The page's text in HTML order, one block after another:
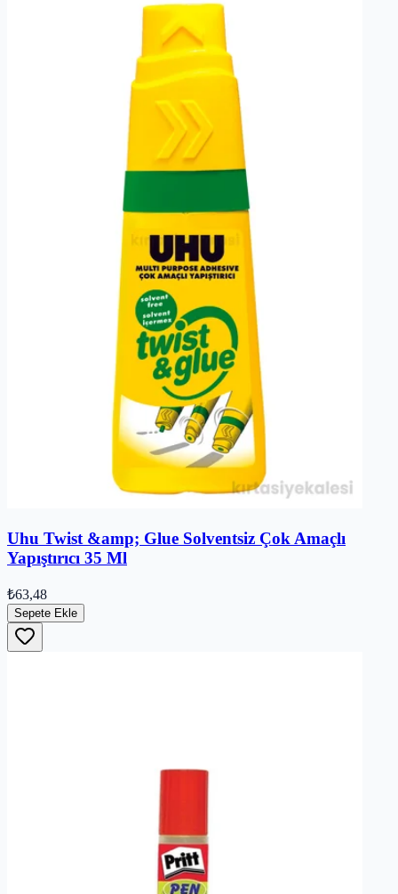
Uhu Twist &amp; Glue Solventsiz Çok Amaçlı
Yapıştırıcı 35 Ml
₺63,48
Sepete Ekle